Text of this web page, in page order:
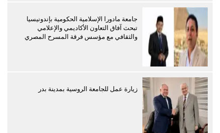
جامعة مادورا الإسلامية الحكومية بإندونيسيا
تبحث آفاق التعاون الأكاديمي والإعلامي
والثقافي مع مؤسس فرقة المسرح المصري
زيارة عمل للجامعة الروسية بمدينة بدر